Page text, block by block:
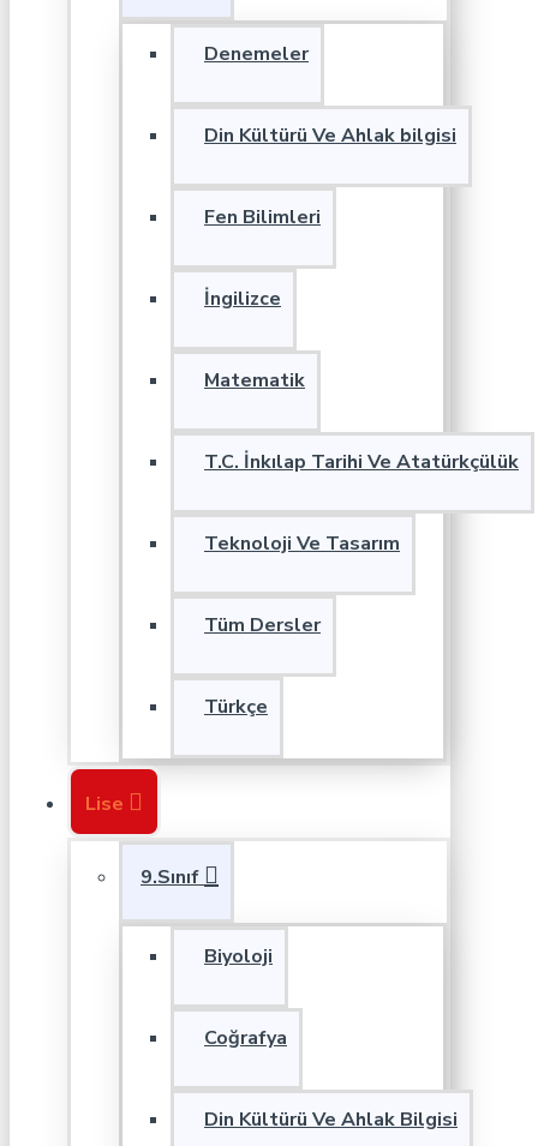
Denemeler
Din Kültürü Ve Ahlak bilgisi
Fen Bilimleri
İngilizce
Matematik
T.C. İnkılap Tarihi Ve Atatürkçülük
Teknoloji Ve Tasarım
Tüm Dersler
Türkçe
Lise
9.Sınıf
Biyoloji
Coğrafya
Din Kültürü Ve Ahlak Bilgisi